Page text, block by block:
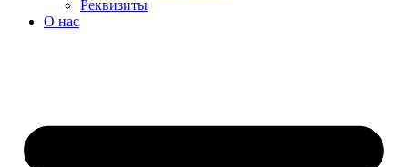
Реквизиты
О нас